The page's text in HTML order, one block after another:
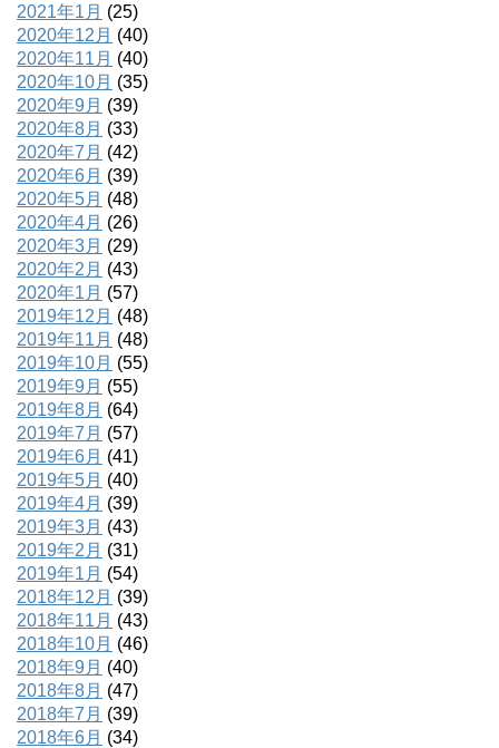
2021年1月 (25)
2020年12月 (40)
2020年11月 (40)
2020年10月 (35)
2020年9月 (39)
2020年8月 (33)
2020年7月 (42)
2020年6月 (39)
2020年5月 (48)
2020年4月 (26)
2020年3月 (29)
2020年2月 (43)
2020年1月 (57)
2019年12月 (48)
2019年11月 (48)
2019年10月 (55)
2019年9月 (55)
2019年8月 (64)
2019年7月 (57)
2019年6月 (41)
2019年5月 (40)
2019年4月 (39)
2019年3月 (43)
2019年2月 (31)
2019年1月 (54)
2018年12月 (39)
2018年11月 (43)
2018年10月 (46)
2018年9月 (40)
2018年8月 (47)
2018年7月 (39)
2018年6月 (34)